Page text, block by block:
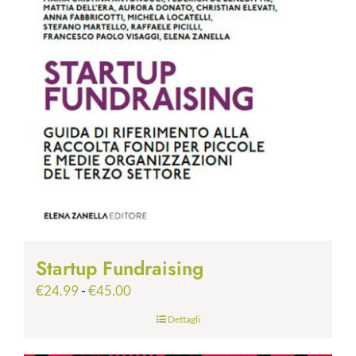
Startup Fundraising
€24.99-€45.00Fascia
Dettagli